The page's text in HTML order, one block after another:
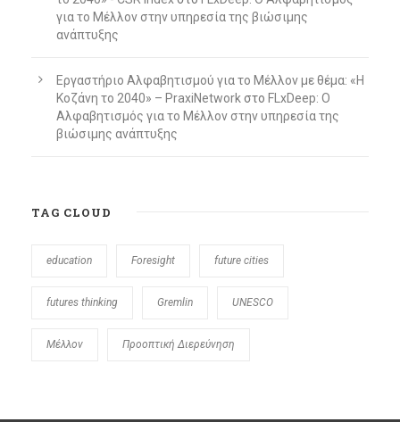
για το Μέλλον στην υπηρεσία της βιώσιμης
ανάπτυξης
Εργαστήριο Αλφαβητισμού για το Μέλλον με θέμα: «Η
Κοζάνη το 2040» – PraxiNetwork στο FLxDeep: Ο
Αλφαβητισμός για το Μέλλον στην υπηρεσία της
βιώσιμης ανάπτυξης
TAG CLOUD
education Foresight future cities
futures thinking Gremlin UNESCO
Μέλλον Προοπτική Διερεύνηση